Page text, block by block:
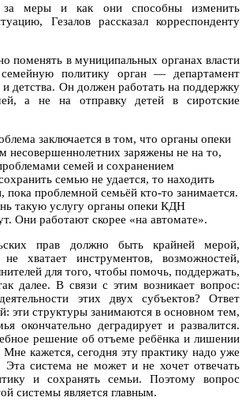
меры и как они способны изменить
Гезалов рассказал корреспонденту
поменять в муниципальных органах власти
семейную политику орган — департамент
детства. Он должен работать на поддержку
а не на отправку детей в сиротские
заключается в том, что органы опеки
несовершеннолетних заряжены не на то,
семей и сохранением
семью не удается, то находить
проблемной семьёй кто-то занимается.
такую услугу органы опеки КДН
Они работают скорее «на автомате».
прав должно быть крайней мерой,
хватает инструментов, возможностей,
для того, чтобы помочь, поддержать,
далее. В связи с этим возникает вопрос:
этих двух субъектов? Ответ
эти структуры занимаются в основном тем,
окончательно деградирует и развалится.
решение об отъеме ребёнка и лишении
Мне кажется, сегодня эту практику надо уже
Эта система не может и не хочет отвечать
и сохранять семьи. Поэтому вопрос
системы является главным.